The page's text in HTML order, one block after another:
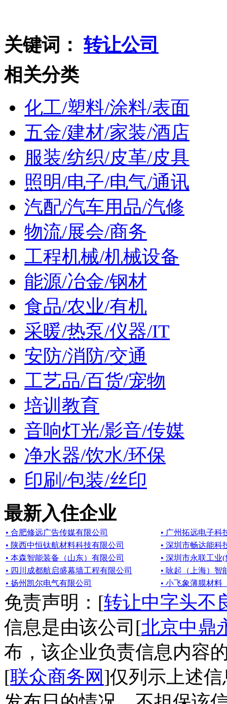
关键词： 转让公司
相关分类
化工/塑料/涂料/表面
五金/建材/家装/酒店
服装/纺织/皮革/皮具
照明/电子/电气/通讯
汽配/汽车用品/汽修
物流/展会/商务
工程机械/机械设备
能源/冶金/钢材
食品/农业/有机
采暖/热泵/仪器/IT
安防/消防/交通
工艺品/百货/宠物
培训教育
音响灯光/影音/传媒
净水器/饮水/环保
印刷/包装/丝印
最新入住企业
• 合肥修远广告传媒有限公司
• 广州拓远电子科
• 陕西中恒钛航材料科技有限公司
• 深圳市畅达能科
• 本森智能装备（山东）有限公司
• 深圳市永联工业
• 四川成都航启盛幕墙工程有限公司
• 咏起（上海）智
• 扬州凯尔电气有限公司
• 小飞象薄膜材料
免责声明：[转让中字头不
信息是由该公司[北京中鼎
布，该企业负责信息内容
[联众商务网]仅列示上述